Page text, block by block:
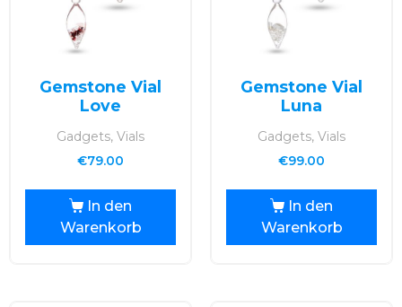
Gemstone Vial
Love
Gadgets, Vials
€79.00
In den
Warenkorb
Gemstone Vial
Luna
Gadgets, Vials
€99.00
In den
Warenkorb